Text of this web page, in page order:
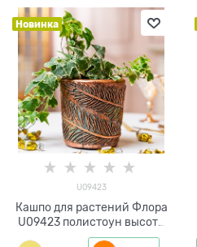
Новинка
U09423
Кашпо для растений Флора
U09423 полистоун высота
15см